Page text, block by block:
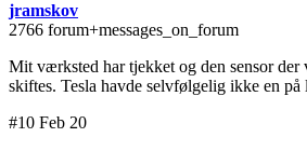
jramskov
2766 forum+messages_on_forum
Mit værksted har tjekket og den sensor der
skiftes. Tesla havde selvfølgelig ikke en på
#10 Feb 20